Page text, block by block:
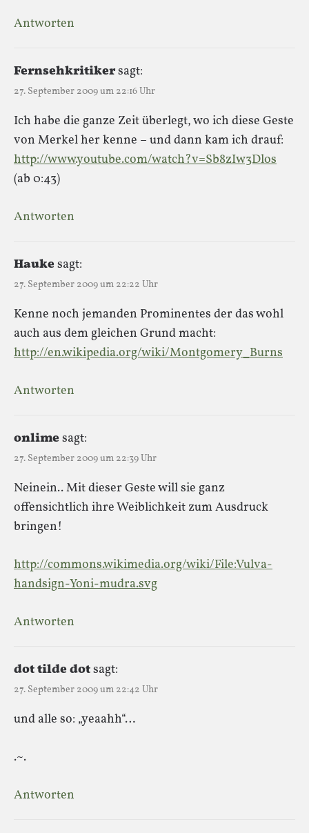
Antworten
Fernsehkritikersagt:
27. September 2009 um 22:16 Uhr
Ich habe die ganze Zeit überlegt, wo ich diese Geste
von Merkel her kenne – und dann kam ich drauf:
http://www.youtube.com/watch?v=Sb8zIw3Dlos
(ab 0:43)
Antworten
Haukesagt:
27. September 2009 um 22:22 Uhr
Kenne noch jemanden Prominentes der das wohl
auch aus dem gleichen Grund macht:
http://en.wikipedia.org/wiki/Montgomery_Burns
Antworten
onlimesagt:
27. September 2009 um 22:39 Uhr
Neinein.. Mit dieser Geste will sie ganz
offensichtlich ihre Weiblichkeit zum Ausdruck
bringen!
http://commons.wikimedia.org/wiki/File:Vulva-
handsign-Yoni-mudra.svg
Antworten
dot tilde dotsagt:
27. September 2009 um 22:42 Uhr
und alle so: „yeaahh“…
.~.
Antworten